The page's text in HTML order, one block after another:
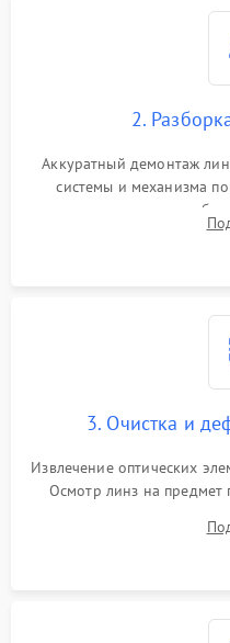
2.
Аккуратный демонтаж
системы и механизма
внутренних
уплотнительных колец.
3. Очистка и
Извлечение оптических
Осмотр линз на предмет
покрытия или появления
спецрастворами.